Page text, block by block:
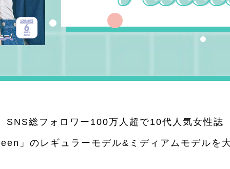
SNS総フォロワー100万人超で10代人気女性誌
」のレギュラーモデル& ミディアムモデルを